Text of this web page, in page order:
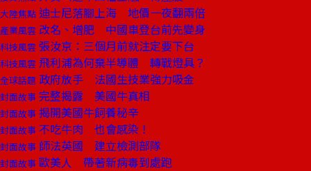
大陸焦點 迪士尼落腳上海 地價一夜翻兩倍
產業風雲 改名、增肥 中國車登台前先變身
科技風雲 張汝京：三個月前就注定要下台
科技風雲 飛利浦為何棄半導體 轉戰燈具？
全球話題 政府放手 法國生技業強力吸金
封面故事 完整揭露 美國牛真相
封面故事 揭開美國牛飼養秘辛
封面故事 不吃牛肉 也會感染！
封面故事 師法英國 建立檢測部隊
封面故事 歐美人 帶著新病毒到處跑